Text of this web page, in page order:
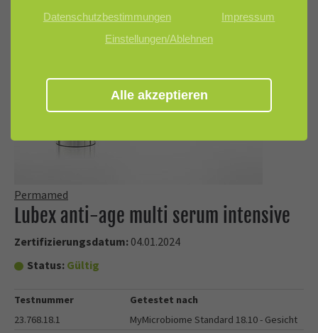
Permamed
Lubex anti-age multi serum intensive
Zertifizierungsdatum: 04.01.2024
Status: Gültig
Testnummer
23.768.18.1
Getestet nach
MyMicrobiome Standard 18.10 - Gesicht
Datenschutzbestimmungen
Impressum
Einstellungen/Ablehnen